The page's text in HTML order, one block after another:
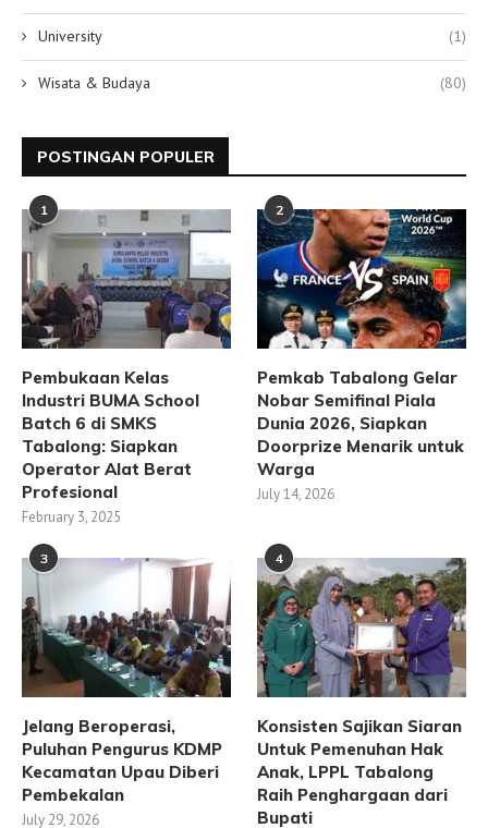
University (1)
Wisata & Budaya (80)
POSTINGAN POPULER
1
Pembukaan Kelas
Industri BUMA School
Batch 6 di SMKS
Tabalong: Siapkan
Operator Alat Berat
Profesional
February 3, 2025
2
Pemkab Tabalong Gelar
Nobar Semifinal Piala
Dunia 2026, Siapkan
Doorprize Menarik untuk
Warga
July 14, 2026
3
Jelang Beroperasi,
Puluhan Pengurus KDMP
Kecamatan Upau Diberi
Pembekalan
July 29, 2026
4
Konsisten Sajikan Siaran
Untuk Pemenuhan Hak
Anak, LPPL Tabalong
Raih Penghargaan dari
Bupati